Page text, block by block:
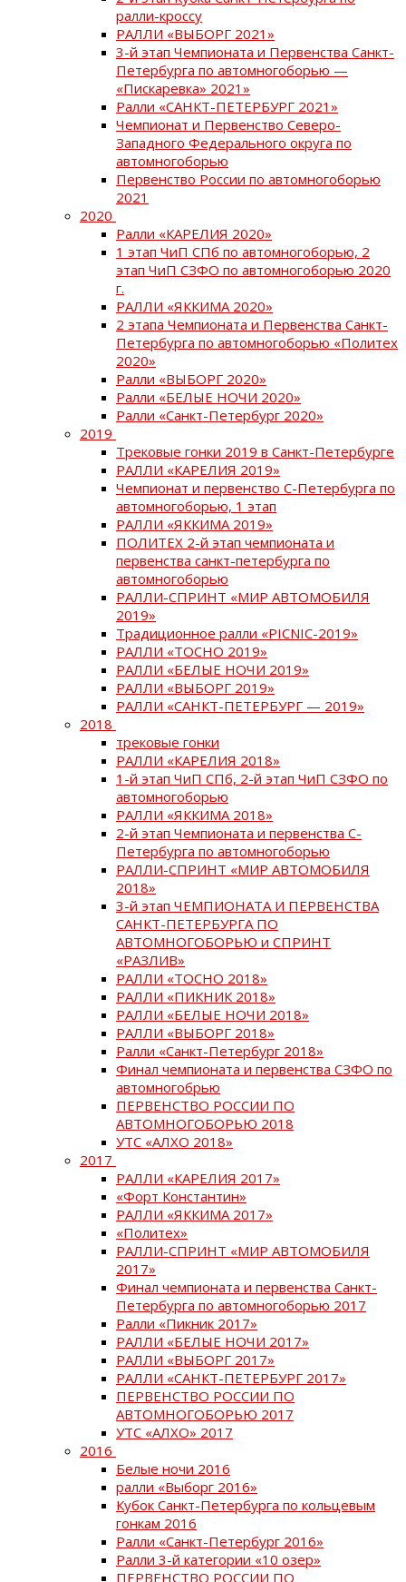
ралли-кроссу
РАЛЛИ «ВЫБОРГ 2021»
3-й этап Чемпионата и Первенства Санкт-
Петербурга по автомногоборью —
«Пискаревка» 2021»
Ралли «САНКТ-ПЕТЕРБУРГ 2021»
Чемпионат и Первенство Северо-
Западного Федерального округа по
автомногоборью
Первенство России по автомногоборью
2021
2020
Ралли «КАРЕЛИЯ 2020»
1 этап ЧиП СПб по автомногоборью, 2
этап ЧиП СЗФО по автомногоборью 2020
г.
РАЛЛИ «ЯККИМА 2020»
2 этапа Чемпионата и Первенства Санкт-
Петербурга по автомногоборью «Политех
2020»
Ралли «ВЫБОРГ 2020»
Ралли «БЕЛЫЕ НОЧИ 2020»
Ралли «Санкт-Петербург 2020»
2019
Трековые гонки 2019 в Санкт-Петербурге
РАЛЛИ «КАРЕЛИЯ 2019»
Чемпионат и первенство С-Петербурга по
автомногоборью, 1 этап
РАЛЛИ «ЯККИМА 2019»
ПОЛИТЕХ 2-й этап чемпионата и
первенства санкт-петербурга по
автомногоборью
РАЛЛИ-СПРИНТ «МИР АВТОМОБИЛЯ
2019»
Традиционное ралли «PICNIC-2019»
РАЛЛИ «ТОСНО 2019»
РАЛЛИ «БЕЛЫЕ НОЧИ 2019»
РАЛЛИ «ВЫБОРГ 2019»
РАЛЛИ «САНКТ-ПЕТЕРБУРГ — 2019»
2018
трековые гонки
РАЛЛИ «КАРЕЛИЯ 2018»
1-й этап ЧиП СПб, 2-й этап ЧиП СЗФО по
автомногоборью
РАЛЛИ «ЯККИМА 2018»
2-й этап Чемпионата и первенства С-
Петербурга по автомногоборью
РАЛЛИ-СПРИНТ «МИР АВТОМОБИЛЯ
2018»
3-й этап ЧЕМПИОНАТА И ПЕРВЕНСТВА
САНКТ-ПЕТЕРБУРГА ПО
АВТОМНОГОБОРЬЮ и СПРИНТ
«РАЗЛИВ»
РАЛЛИ «ТОСНО 2018»
РАЛЛИ «ПИКНИК 2018»
РАЛЛИ «БЕЛЫЕ НОЧИ 2018»
РАЛЛИ «ВЫБОРГ 2018»
Ралли «Санкт-Петербург 2018»
Финал чемпионата и первенства СЗФО по
автомногобрью
ПЕРВЕНСТВО РОССИИ ПО
АВТОМНОГОБОРЬЮ 2018
УТС «АЛХО 2018»
2017
РАЛЛИ «КАРЕЛИЯ 2017»
«Форт Константин»
РАЛЛИ «ЯККИМА 2017»
«Политех»
РАЛЛИ-СПРИНТ «МИР АВТОМОБИЛЯ
2017»
Финал чемпионата и первенства Санкт-
Петербурга по автомногоборью 2017
Ралли «Пикник 2017»
РАЛЛИ «БЕЛЫЕ НОЧИ 2017»
РАЛЛИ «ВЫБОРГ 2017»
РАЛЛИ «САНКТ-ПЕТЕРБУРГ 2017»
ПЕРВЕНСТВО РОССИИ ПО
АВТОМНОГОБОРЬЮ 2017
УТС «АЛХО» 2017
2016
Белые ночи 2016
ралли «Выборг 2016»
Кубок Санкт-Петербурга по кольцевым
гонкам 2016
Ралли «Санкт-Петербург 2016»
Ралли 3-й категории «10 озер»
ПЕРВЕНСТВО РОССИИ ПО